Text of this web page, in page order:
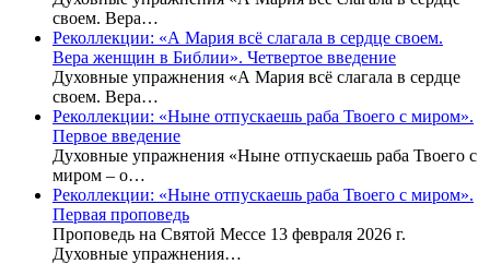
своем. Вера…
Реколлекции: «А Мария всё слагала в сердце своем.
Вера женщин в Библии». Четвертое введение
Духовные упражнения «А Мария всё слагала в сердце
своем. Вера…
Реколлекции: «Ныне отпускаешь раба Твоего с миром».
Первое введение
Духовные упражнения «Ныне отпускаешь раба Твоего с
миром – о…
Реколлекции: «Ныне отпускаешь раба Твоего с миром».
Первая проповедь
Проповедь на Святой Мессе 13 февраля 2026 г.
Духовные упражнения…